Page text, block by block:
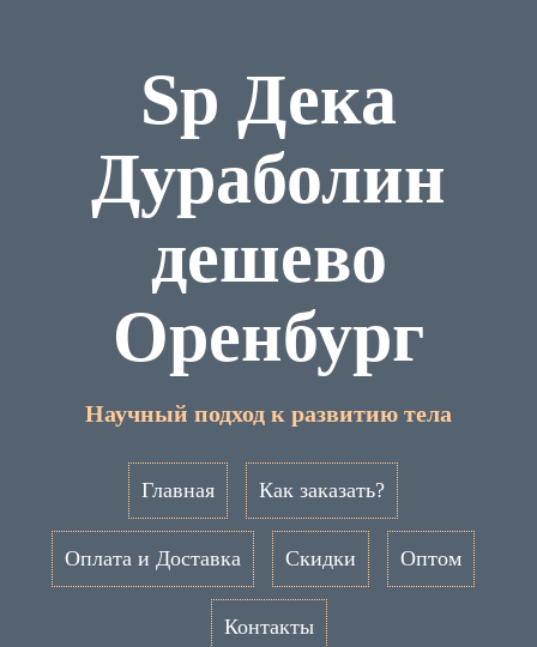
Sp Дека
Дураболин
дешево
Оренбург
Научный подход к развитию тела
Главная Как заказать?
Оплата и Доставка Скидки Оптом
Контакты